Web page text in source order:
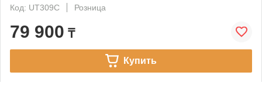
Код: UT309C
Розница
79 900 ₸
Купить